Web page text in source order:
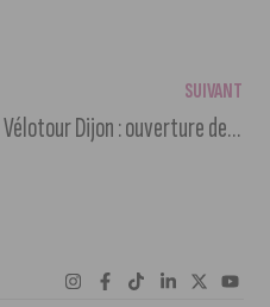
SUIVANT
Vélotour Dijon : ouverture de la billetterie